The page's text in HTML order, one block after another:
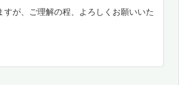
すが、ご理解の程、よろしくお願いいた